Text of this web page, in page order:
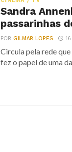
Sandra
passarinhas
PORGILMAR LOPES
Circula pela rede
fez o papel de uma